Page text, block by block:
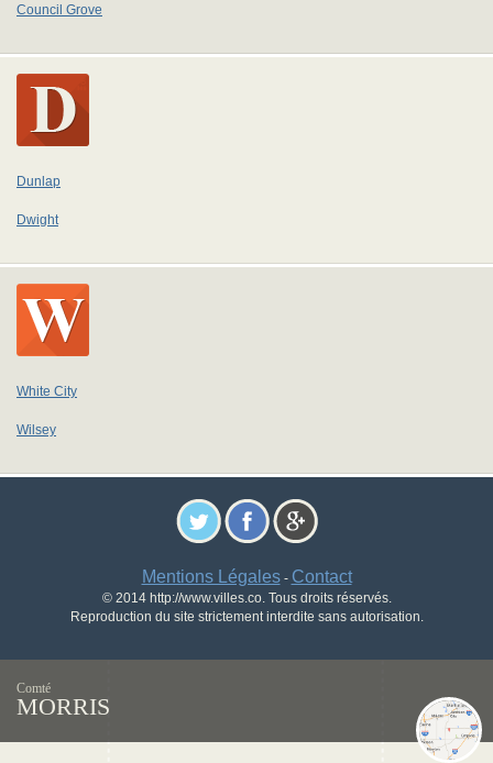
Council Grove
Dunlap
Dwight
White City
Wilsey
Mentions Légales- Contact
© 2014 http://www.villes.co. Tous droits réservés.
Reproduction du site strictement interdite sans autorisation.
Comté
MORRIS